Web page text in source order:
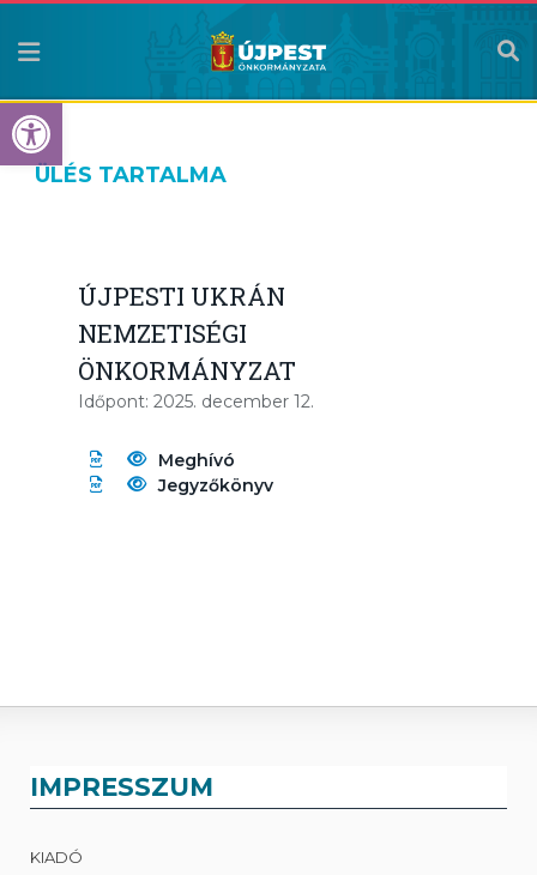
Eszköztár megnyitása
ÜLÉS TARTALMA
ÚJPESTI UKRÁN
NEMZETISÉGI
ÖNKORMÁNYZAT
Időpont: 2025. december 12.
Meghívó
Jegyzőkönyv
IMPRESSZUM
KIADÓ